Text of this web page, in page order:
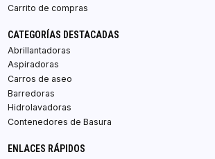
Carrito de compras
CATEGORÍAS DESTACADAS
Abrillantadoras
Aspiradoras
Carros de aseo
Barredoras
Hidrolavadoras
Contenedores de Basura
ENLACES RÁPIDOS